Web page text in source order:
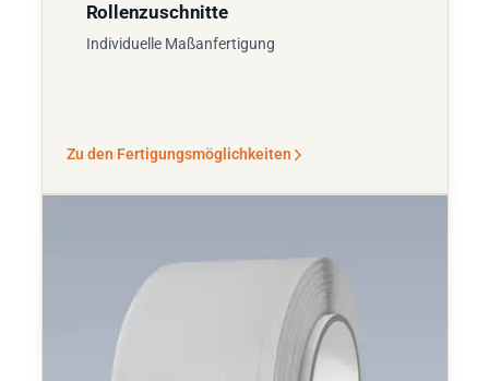
Rollenzuschnitte
Individuelle Maßanfertigung
Zu den Fertigungsmöglichkeiten